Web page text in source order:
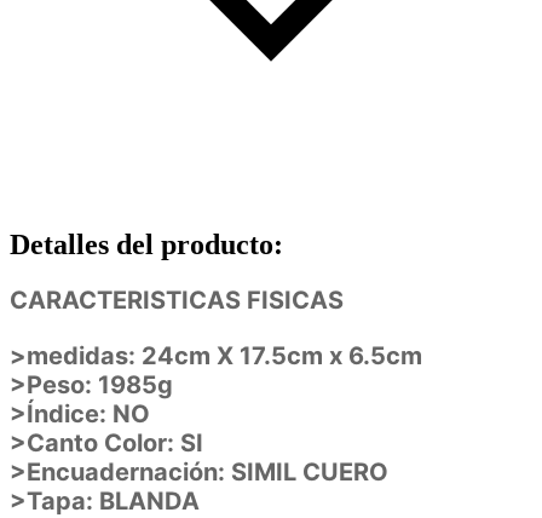
Detalles del producto:
CARACTERISTICAS FISICAS
>medidas: 24cm X 17.5cm x 6.5cm
>Peso: 1985g
>Índice: NO
>Canto Color: SI
>Encuadernación: SIMIL CUERO
>Tapa: BLANDA